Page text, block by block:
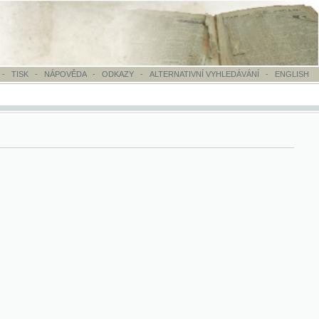
- ODKAZY - ALTERNATIVNÍ VYHLEDÁVÁNÍ- ENGLISH